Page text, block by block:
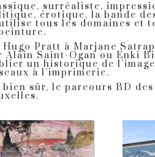
surréaliste,
érotique, la bande
tous les domaines et
Hugo Pratt à Marjane
Alain Saint-Ogan ou Enki
un historique de
à l’imprimerie.
bien sûr, le parcours BD des